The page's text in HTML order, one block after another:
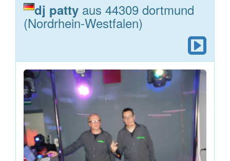
dj patty aus 44309 dortmund
(Nordrhein-Westfalen)